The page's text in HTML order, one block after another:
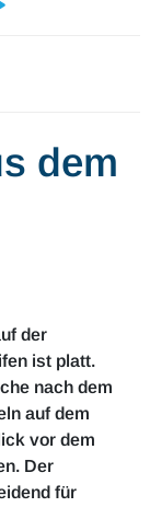
dem
der
ist platt.
nach dem
auf dem
vor dem
Der
für